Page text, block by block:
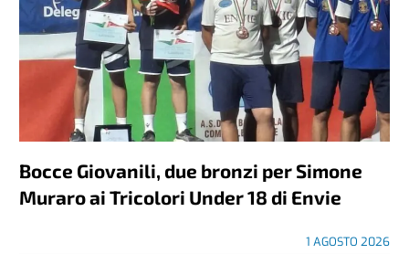
Bocce Giovanili, due bronzi per Simone
Muraro ai Tricolori Under 18 di Envie
1 AGOSTO 2026